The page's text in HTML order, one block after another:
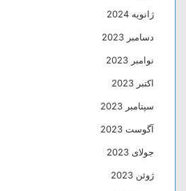
ژانویه 2024
دسامبر 2023
نوامبر 2023
اکتبر 2023
سپتامبر 2023
آگوست 2023
جولای 2023
ژوئن 2023